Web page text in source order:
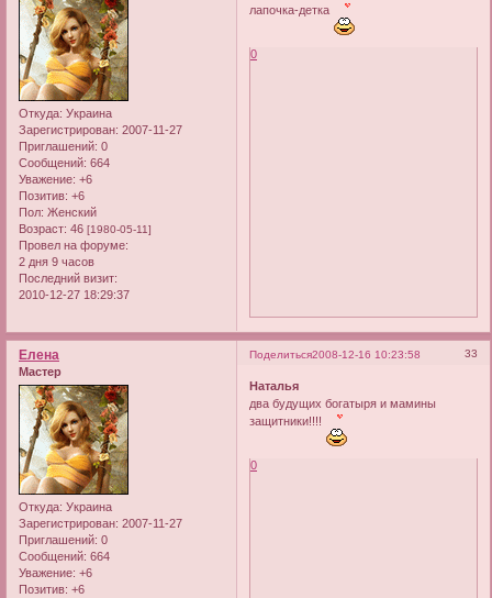
Откуда: Украина
Зарегистрирован: 2007-11-27
Приглашений: 0
Сообщений: 664
Уважение: +6
Позитив: +6
Пол: Женский
Возраст: 46 [1980-05-11]
Провел на форуме:
2 дня 9 часов
Последний визит:
2010-12-27 18:29:37
лапочка-детка
0
Поделиться 33
2008-12-16 10:23:58
Елена
Мастер
Откуда: Украина
Зарегистрирован: 2007-11-27
Приглашений: 0
Сообщений: 664
Уважение: +6
Позитив: +6
Наталья
два будущих богатыря и мамины
защитники!!!!
0